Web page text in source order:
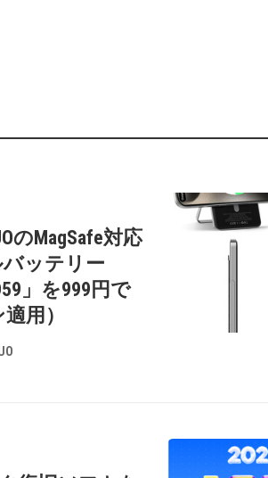
のMagSafe対応
バッテリー
」を999円で
用）